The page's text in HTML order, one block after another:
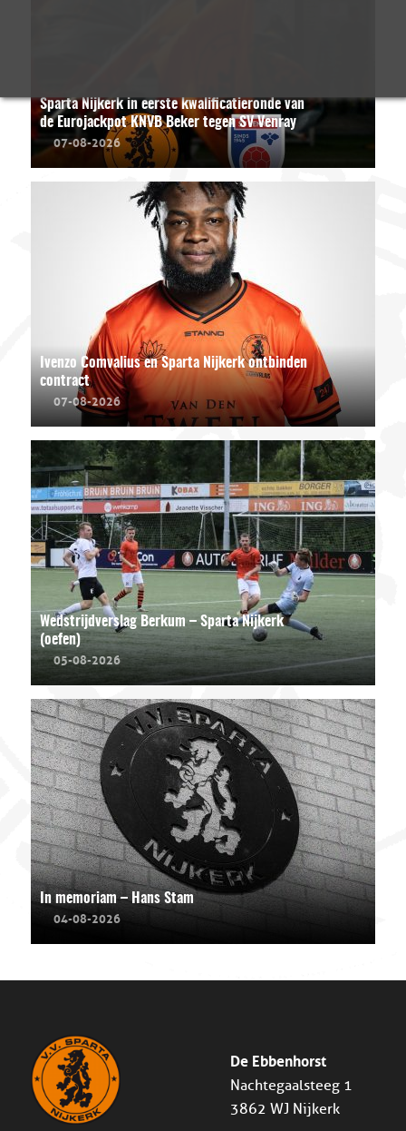
Sparta Nijkerk in eerste kwalificatieronde van
de Eurojackpot KNVB Beker tegen SV Venray
07-08-2026
Ivenzo Comvalius en Sparta Nijkerk ontbinden
contract
07-08-2026
Wedstrijdverslag Berkum – Sparta Nijkerk
(oefen)
05-08-2026
In memoriam – Hans Stam
04-08-2026
De Ebbenhorst
Nachtegaalsteeg 1
3862 WJ Nijkerk